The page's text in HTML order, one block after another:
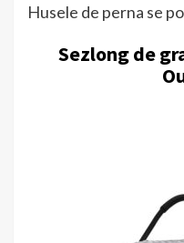
Husele de perna se
Sezlong de